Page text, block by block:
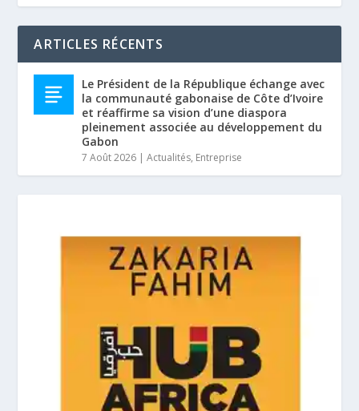
ARTICLES RÉCENTS
Le Président de la République échange avec
la communauté gabonaise de Côte d’Ivoire
et réaffirme sa vision d’une diaspora
pleinement associée au développement du
Gabon
7 Août 2026 |Actualités, Entreprise